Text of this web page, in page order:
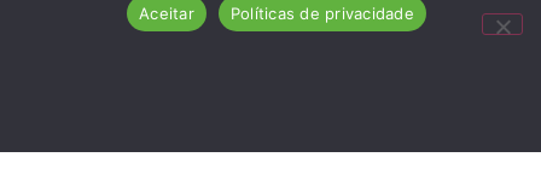
Aceitar
Políticas de privacidade